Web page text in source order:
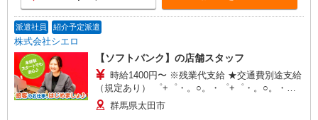
派遣社員 紹介予定派遣
株式会社シエロ
【ソフトバンク】の店舗スタッフ
時給1400円〜 ※残業代支給 ★交通費別途支給
（規定あり） ゜+゜・。○。・゜+゜・。○。・゜
+゜ 入社祝い金10万円支給(規定有) お友達を紹介
頂くと, インセンティブ支給(規定有) ★月2回払
群馬県太田市